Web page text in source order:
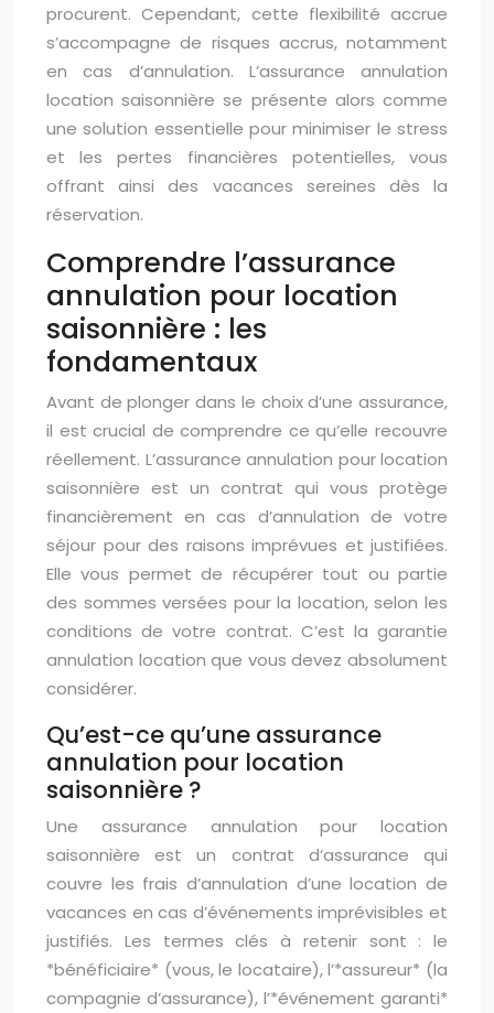
procurent. Cependant, cette flexibilité accrue
s’accompagne de risques accrus, notamment
en cas d’annulation. L’assurance annulation
location saisonnière se présente alors comme
une solution essentielle pour minimiser le stress
et les pertes financières potentielles, vous
offrant ainsi des vacances sereines dès la
réservation.
Comprendre l’assurance
annulation pour location
saisonnière : les
fondamentaux
Avant de plonger dans le choix d’une assurance,
il est crucial de comprendre ce qu’elle recouvre
réellement. L’assurance annulation pour location
saisonnière est un contrat qui vous protège
financièrement en cas d’annulation de votre
séjour pour des raisons imprévues et justifiées.
Elle vous permet de récupérer tout ou partie
des sommes versées pour la location, selon les
conditions de votre contrat. C’est la garantie
annulation location que vous devez absolument
considérer.
Qu’est-ce qu’une assurance
annulation pour location
saisonnière ?
Une assurance annulation pour location
saisonnière est un contrat d’assurance qui
couvre les frais d’annulation d’une location de
vacances en cas d’événements imprévisibles et
justifiés. Les termes clés à retenir sont : le
*bénéficiaire* (vous, le locataire), l’*assureur* (la
compagnie d’assurance), l’*événement garanti*